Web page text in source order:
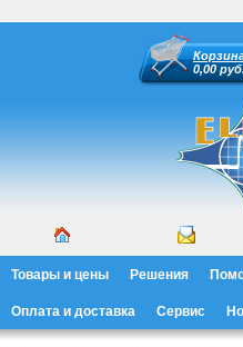
0,00 руб.
Товары и цены Решения
Оплата и доставка Сервис